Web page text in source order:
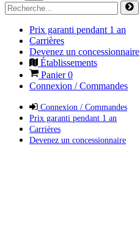
Prix garanti pendant 1 an
Carrières
Devenez un concessionnaire
Établissements
Panier0
Connexion / Commandes
Connexion / Commandes
Prix garanti pendant 1 an
Carrières
Devenez un concessionnaire